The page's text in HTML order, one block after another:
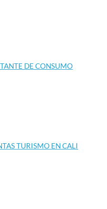
DE CONSUMO
TURISMO EN CALI